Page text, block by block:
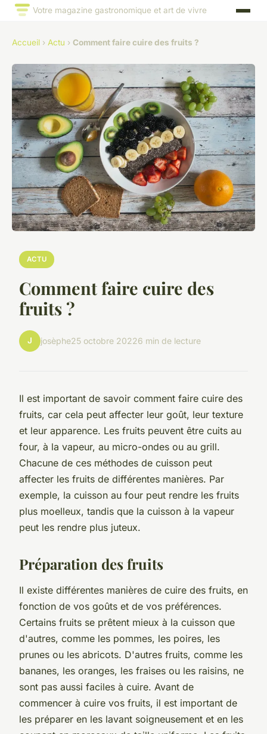
Votre magazine gastronomique et art de vivre
Accueil › Actu › Comment faire cuire des fruits ?
ACTU
Comment faire cuire des
fruits ?
J josèphe25 octobre 20226 min de lecture
Il est important de savoir comment faire cuire des
fruits, car cela peut affecter leur goût, leur texture
et leur apparence. Les fruits peuvent être cuits au
four, à la vapeur, au micro-ondes ou au grill.
Chacune de ces méthodes de cuisson peut
affecter les fruits de différentes manières. Par
exemple, la cuisson au four peut rendre les fruits
plus moelleux, tandis que la cuisson à la vapeur
peut les rendre plus juteux.
Préparation des fruits
Il existe différentes manières de cuire des fruits, en
fonction de vos goûts et de vos préférences.
Certains fruits se prêtent mieux à la cuisson que
d'autres, comme les pommes, les poires, les
prunes ou les abricots. D'autres fruits, comme les
bananes, les oranges, les fraises ou les raisins, ne
sont pas aussi faciles à cuire. Avant de
commencer à cuire vos fruits, il est important de
les préparer en les lavant soigneusement et en les